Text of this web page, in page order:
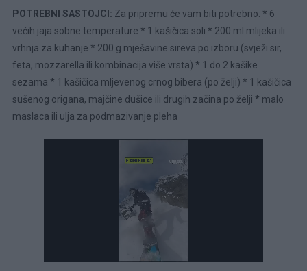
POTREBNI SASTOJCI: Za pripremu će vam biti potrebno: * 6
većih jaja sobne temperature * 1 kašičica soli * 200 ml mlijeka ili
vrhnja za kuhanje * 200 g mješavine sireva po izboru (svježi sir,
feta, mozzarella ili kombinacija više vrsta) * 1 do 2 kašike
sezama * 1 kašičica mljevenog crnog bibera (po želji) * 1 kašičica
sušenog origana, majčine dušice ili drugih začina po želji * malo
maslaca ili ulja za podmazivanje pleha